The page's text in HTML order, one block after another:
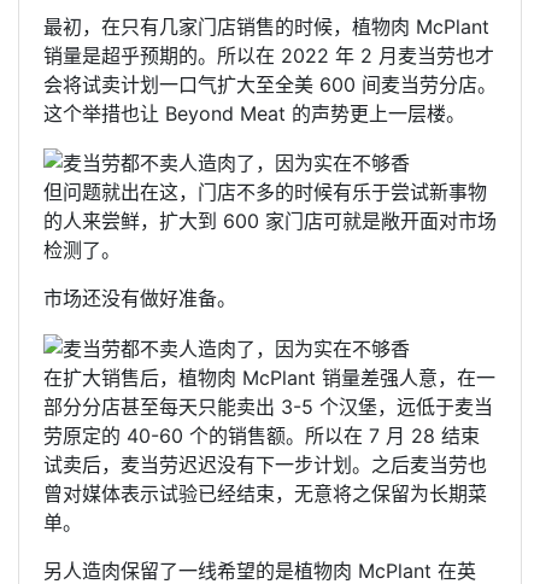
最初，在只有几家门店销售的时候，植物肉 McPlant
销量是超乎预期的。所以在 2022 年 2 月麦当劳也才
会将试卖计划一口气扩大至全美 600 间麦当劳分店。
这个举措也让 Beyond Meat 的声势更上一层楼。
但问题就出在这，门店不多的时候有乐于尝试新事物
的人来尝鲜，扩大到 600 家门店可就是敞开面对市场
检测了。
市场还没有做好准备。
在扩大销售后，植物肉 McPlant 销量差强人意，在一
部分分店甚至每天只能卖出 3-5 个汉堡，远低于麦当
劳原定的 40-60 个的销售额。所以在 7 月 28 结束
试卖后，麦当劳迟迟没有下一步计划。之后麦当劳也
曾对媒体表示试验已经结束，无意将之保留为长期菜
单。
另人造肉保留了一线希望的是植物肉 McPlant 在英